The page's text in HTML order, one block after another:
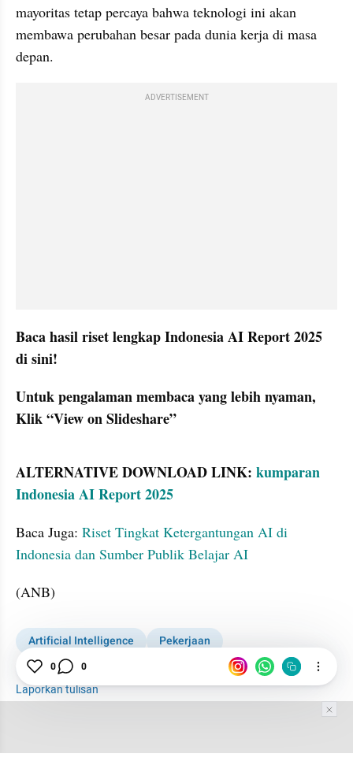
mayoritas tetap percaya bahwa teknologi ini akan
membawa perubahan besar pada dunia kerja di masa
depan.
ADVERTISEMENT
Baca hasil riset lengkap Indonesia AI Report 2025
di sini!
Untuk pengalaman membaca yang lebih nyaman,
Klik “View on Slideshare”
ALTERNATIVE DOWNLOAD LINK: kumparan
Indonesia AI Report 2025
Baca Juga: Riset Tingkat Ketergantungan AI di
Indonesia dan Sumber Publik Belajar AI
(ANB)
Artificial Intelligence
Pekerjaan
Indonesia AI Report 2025
damdamduridam
Laporkan tulisan
0 0